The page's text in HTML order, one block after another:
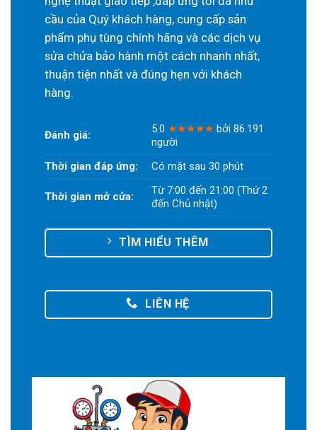
cầu của Quý khách hàng, cung cấp sản
phẩm phụ tùng chính hãng và các dịch vụ
sửa chửa bảo hành một cách nhanh nhất,
thuận tiện nhất và đúng hẹn với khách
hàng.
Đánh giá: 5.0 ★★★★★ bởi 86.191
người
Thời gian đáp ứng:
Có mặt sau 30 phút
Thời gian mở cửa:
Từ 7:00 đến 21:00 (Thứ 2
đến Chủ nhật)
TÌM HIỂU THÊM
LIÊN HỆ